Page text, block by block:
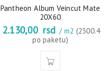
Pantheon Album Veincut Mate
20X60
2.130,00 rsd / m2 (2300.4
po paketu)